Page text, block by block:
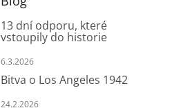
13 dní odporu, které
vstoupily do historie
6.3.2026
Bitva o Los Angeles 1942
24.2.2026